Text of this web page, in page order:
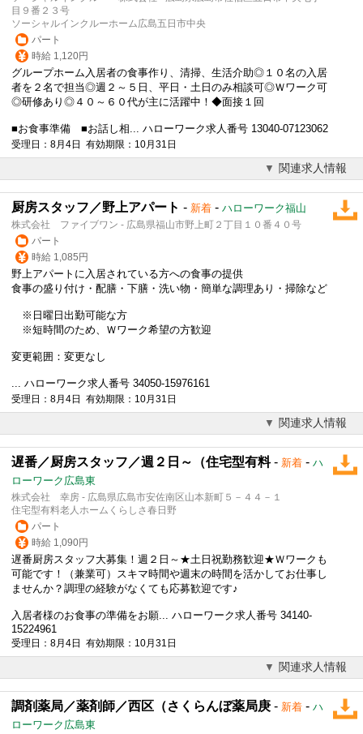
目９番２３号
ソーシャルインクルーホーム広島五日市中央
パート
時給 1,120円
グループホーム入居者の食事作り、清掃、生活介助◎１０名の入居
者を２名で担当◎週２～５日、平日・土日のみ相談可◎Ｗワーク可
◎研修あり◎４０～６０代が主に活躍中！◆面接１回
■お食事準備 ■お話し相... ハローワーク求人番号 13040-07123062
受理日：8月4日 有効期限：10月31日
関連求人情報
厨房スタッフ／野上アパート - 新着 - ハローワーク福山
株式会社 ファイブワン - 広島県福山市野上町２丁目１０番４０号
パート
時給 1,085円
野上アパートに入居されている方への食事の提供
食事の盛り付け・配膳・下膳・洗い物・簡単な調理あり・掃除など
※日曜日出勤可能な方
※短時間のため、 Ｗワーク希望の方歓迎
変更範囲：変更なし
... ハローワーク求人番号 34050-15976161
受理日：8月4日 有効期限：10月31日
関連求人情報
遅番／厨房スタッフ／週２日～（住宅型有料- 新着 - ハ
ローワーク広島東
株式会社 幸房 - 広島県広島市安佐南区山本新町５－４４－１
住宅型有料老人ホームくらしさ春日野
パート
時給 1,090円
遅番厨房スタッフ大募集！週２日～★土日祝勤務歓迎★Ｗワーク も
可能です！（兼業可）スキマ時間や週末の時間を活かしてお仕事し
ませんか？調理の経験がなくても応募歓迎です♪
入居者様のお食事の準備をお願... ハローワーク求人番号 34140-
15224961
受理日：8月4日 有効期限：10月31日
関連求人情報
調剤薬局／薬剤師／西区（さくらんぼ薬局庚 - 新着 - ハ
ローワーク広島東